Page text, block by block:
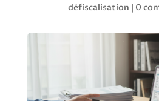
défiscalisation | 0